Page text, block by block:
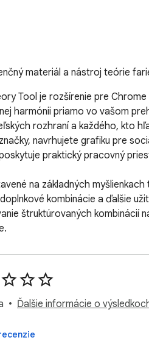
materiál a nástroj teórie
Tool je rozšírenie pre
harmónii priamo vo vašom
rozhraní a každého, kto
navrhujete grafiku pre
praktický pracovný
na základných
kombinácie a ďalšie
štruktúrovaných kombinácií
Tool funguje výlučne v
aktivita prehliadania,
na fungovanie nevyžaduje
chcú spoľahlivý dizajnérsky
dôležité pre kreatívnu a
Ďalšie informácie o